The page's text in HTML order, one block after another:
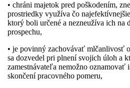
• chráni majetok pred poškodením,
prostriedky využíva čo
ktorý boli určené a nezneužíva ich na
prospechu,
• je povinný zachovávať mlčanlivosť
sa dozvedel pri plnení svojich úloh a
zamestnávateľa nemožno oznamovať
skončení pracovného pomeru,